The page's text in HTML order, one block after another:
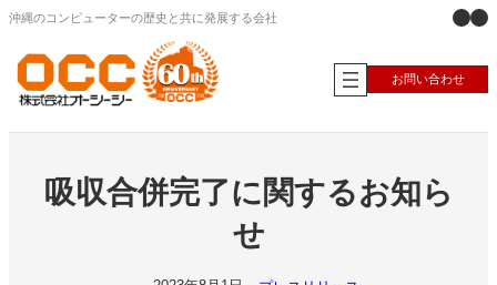
内
を
ス
キ
沖縄のコンピューターの歴史と共に発展する会社 X
お問い合わせ
吸収合併完了に関するお知ら
せ